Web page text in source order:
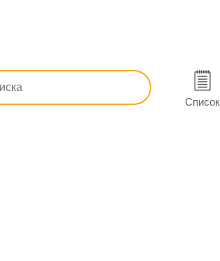
Список
Амброксол-Тева табл. 30 мг №20 (10х2)